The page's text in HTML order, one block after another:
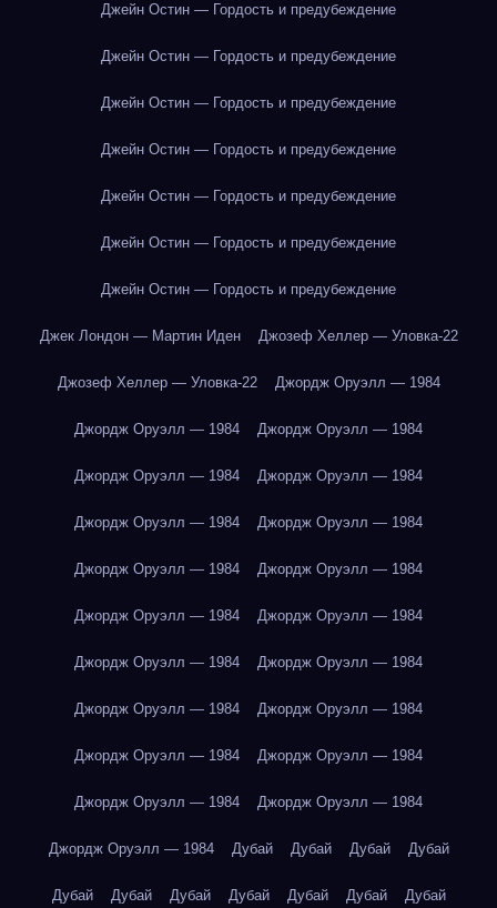
Джейн Остин — Гордость и предубеждение
Джейн Остин — Гордость и предубеждение
Джейн Остин — Гордость и предубеждение
Джейн Остин — Гордость и предубеждение
Джейн Остин — Гордость и предубеждение
Джейн Остин — Гордость и предубеждение
Джейн Остин — Гордость и предубеждение
Джек Лондон — Мартин Иден Джозеф Хеллер — Уловка-22
Джозеф Хеллер — Уловка-22 Джордж Оруэлл — 1984
Джордж Оруэлл — 1984 Джордж Оруэлл — 1984
Джордж Оруэлл — 1984 Джордж Оруэлл — 1984
Джордж Оруэлл — 1984 Джордж Оруэлл — 1984
Джордж Оруэлл — 1984 Джордж Оруэлл — 1984
Джордж Оруэлл — 1984 Джордж Оруэлл — 1984
Джордж Оруэлл — 1984 Джордж Оруэлл — 1984
Джордж Оруэлл — 1984 Джордж Оруэлл — 1984
Джордж Оруэлл — 1984 Джордж Оруэлл — 1984
Джордж Оруэлл — 1984 Джордж Оруэлл — 1984
Джордж Оруэлл — 1984 Дубай Дубай Дубай Дубай
Дубай Дубай Дубай Дубай Дубай Дубай Дубай